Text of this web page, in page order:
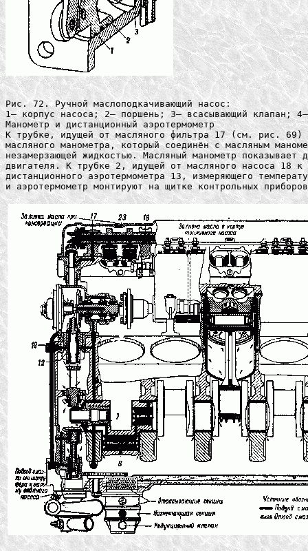
Рис. 72. Ручной маслоподкачивающий насос:
1— корпус насоса; 2— поршень; 3— всасывающий клапан;
Манометр и дистанционный аэротермометр
К трубке, идущей от масляного фильтра 17 (см. рис. 69)
масляного манометра, который соединён с масляным
незамерзающей жидкостью. Масляный манометр
двигателя. К трубке 2, идущей от масляного насоса 18 к
дистанционного аэротермометра 13, измеряющего
и аэротермометр монтируют на щитке контрольных